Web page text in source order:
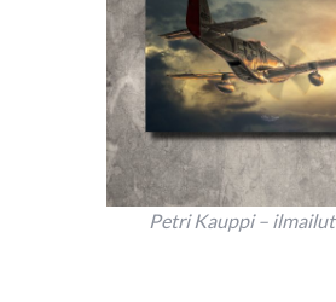
Petri Kauppi –